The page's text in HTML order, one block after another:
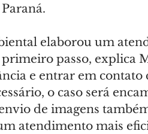
elaborou um
primeiro passo, explica
e entrar em contato
o caso será
de imagens
atendimento mais